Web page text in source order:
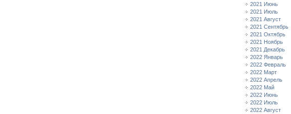
2021 Июнь
2021 Июль
2021 Август
2021 Сентябрь
2021 Октябрь
2021 Ноябрь
2021 Декабрь
2022 Январь
2022 Февраль
2022 Март
2022 Апрель
2022 Май
2022 Июнь
2022 Июль
2022 Август